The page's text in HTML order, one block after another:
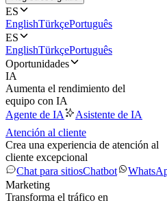
ES
EnglishTürkçePortuguês
ES
EnglishTürkçePortuguês
Oportunidades
IA
Aumenta el rendimiento del
equipo con IA
Agente de IA
Asistente de IA
Atención al cliente
Crea una experiencia de atención al
cliente excepcional
Chat para sitiosChatbot
Marketing
Transforma el tráfico en